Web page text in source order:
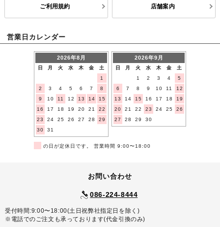
ご利用規約 店舗案内
営業日カレンダー
2026年8月
日 月 火 水 木 金
土
1
2
3 4 5 6 7
8
9
10 11 12 13 14
15
16
17 18 19 20 21
22
23
24 25 26 27 28
29
30
31
2026年9月
日 月 火 水 木 金
土
1
2 3 4
5
6
7 8 9 10 11
12
13
14 15 16 17 18
19
20
21 22 23 24 25
26
27
28 29 30
の日が定休日です。 営業時間 9:00〜18:00
お問い合わせ
086-224-8444
受付時間:9:00〜18:00(土日祝弊社指定日を除く)
※電話でのご注文も承っております(代金引換のみ)